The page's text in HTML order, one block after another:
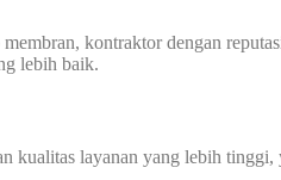
kontraktor dengan
lebih baik.
kualitas layanan yang lebih